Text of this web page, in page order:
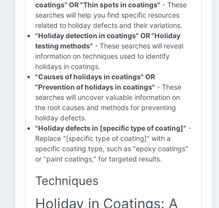
coatings" OR "Thin spots in coatings" - These
searches will help you find specific resources
related to holiday defects and their variations.
"Holiday detection in coatings" OR "Holiday
testing methods" - These searches will reveal
information on techniques used to identify
holidays in coatings.
"Causes of holidays in coatings" OR
"Prevention of holidays in coatings" - These
searches will uncover valuable information on
the root causes and methods for preventing
holiday defects.
"Holiday defects in [specific type of coating]" -
Replace "[specific type of coating]" with a
specific coating type, such as "epoxy coatings"
or "paint coatings," for targeted results.
Techniques
Holiday in Coatings: A